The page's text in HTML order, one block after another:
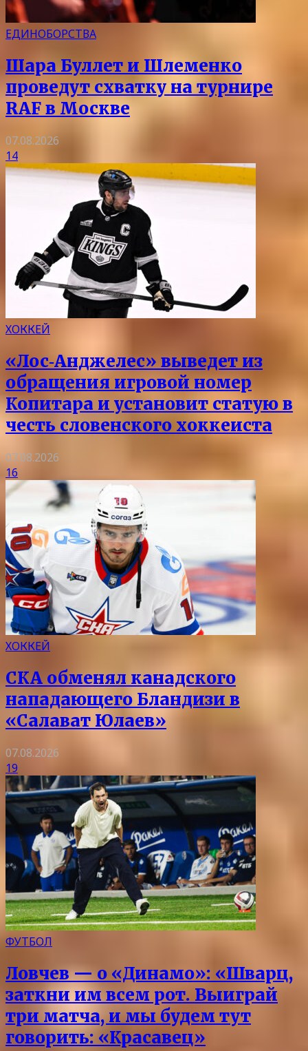
ЕДИНОБОРСТВА
Шара Буллет и Шлеменко
проведут схватку на турнире
RAF в Москве
07.08.2026
14
ХОККЕЙ
«Лос‑Анджелес» выведет из
обращения игровой номер
Копитара и установит статую в
честь словенского хоккеиста
07.08.2026
16
ХОККЕЙ
СКА обменял канадского
нападающего Бландизи в
«Салават Юлаев»
07.08.2026
19
ФУТБОЛ
Ловчев — о «Динамо»: «Шварц,
заткни им всем рот. Выиграй
три матча, и мы будем тут
говорить: «Красавец»